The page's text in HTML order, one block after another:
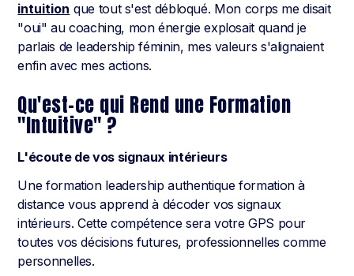
intuition que tout s'est débloqué. Mon corps me disait
"oui" au coaching, mon énergie explosait quand je
parlais de leadership féminin, mes valeurs s'alignaient
enfin avec mes actions.
Qu'est-ce qui Rend une Formation
"Intuitive" ?
L'écoute de vos signaux intérieurs
Une formation leadership authentique formation à
distance vous apprend à décoder vos signaux
intérieurs. Cette compétence sera votre GPS pour
toutes vos décisions futures, professionnelles comme
personnelles.